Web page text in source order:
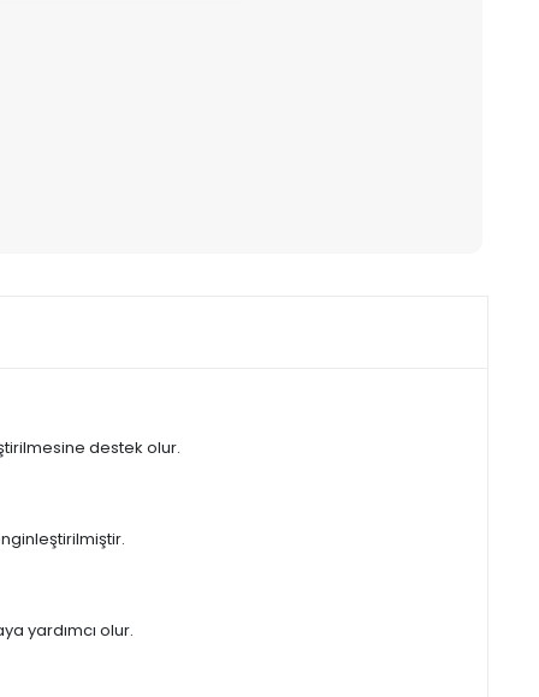
destek olur.
yardımcı olur.